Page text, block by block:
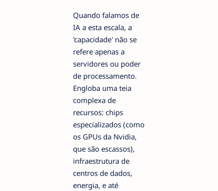
Quando falamos de
IA a esta escala, a
'capacidade' não se
refere apenas a
servidores ou poder
de processamento.
Engloba uma teia
complexa de
recursos: chips
especializados (como
os GPUs da Nvidia,
que são escassos),
infraestrutura de
centros de dados,
energia, e até